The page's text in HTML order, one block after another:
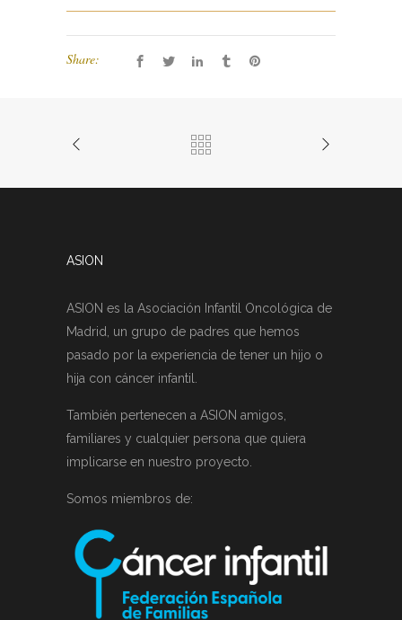
Share:
ASION
ASION es la Asociación Infantil Oncológica de
Madrid, un grupo de padres que hemos
pasado por la experiencia de tener un hijo o
hija con cáncer infantil.
También pertenecen a ASION amigos,
familiares y cualquier persona que quiera
implicarse en nuestro proyecto.
Somos miembros de: